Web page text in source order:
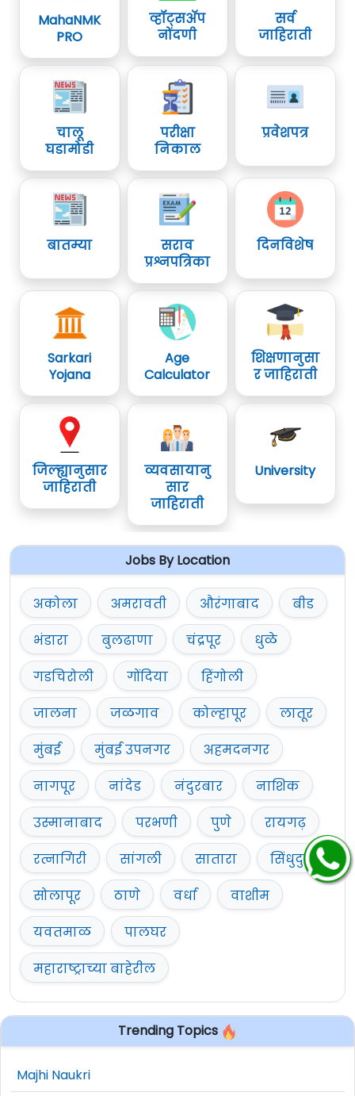
MahaNMK
PRO
व्हॉट्सॲप
नोंदणी
सर्व
जाहिराती
चालू
घडामोडी
परीक्षा
निकाल
प्रवेशपत्र
बातम्या
सराव
प्रश्नपत्रिका
दिनविशेष
Sarkari
Yojana
Age
Calculator
शिक्षणानुसा
र जाहिराती
जिल्ह्यानुसार
जाहिराती
व्यवसायानु
सार
जाहिराती
University
Jobs By Location
अकोला अमरावती औरंगाबाद
बीड
भंडारा
बुलढाणा चंद्रपूर
धुळे
गडचिरोली
गोंदिया
हिंगोली
जालना
जळगाव कोल्हापूर
लातूर
मुंबई
मुंबई उपनगर
अहमदनगर
नागपूर
नांदेड नंदुरबार
नाशिक
उस्मानाबाद
परभणी पुणे
रायगढ़
रत्नागिरी
सांगली सातारा
सिंधुदुर्ग
सोलापूर
ठाणे वर्धा
वाशीम
यवतमाळ
पालघर
महाराष्ट्राच्या बाहेरील
Trending Topics
Majhi Naukri